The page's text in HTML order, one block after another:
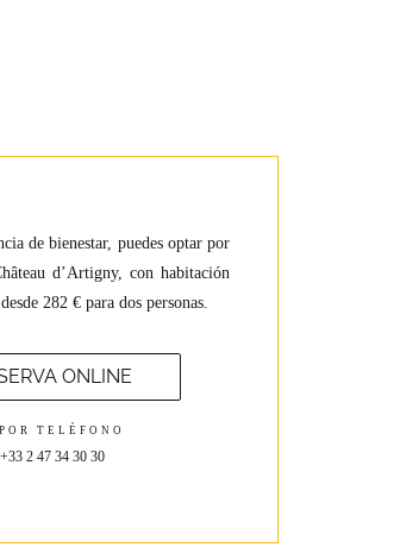
de bienestar, puedes optar por
d’Artigny, con habitación
282 € para dos personas.
ONLINE
TELÉFONO
+33 2 47 34 30 30